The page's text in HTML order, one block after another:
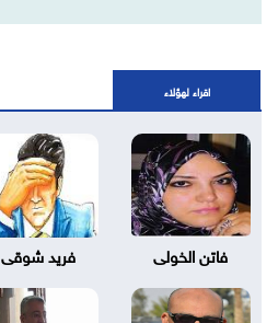
اقراء لهؤلاء
فاتن الخولى فريد شوقى